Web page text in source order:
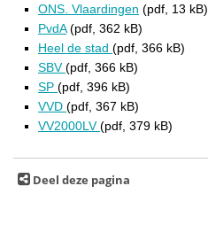
ONS. Vlaardingen (pdf, 13 kB)
PvdA(pdf, 362 kB)
Heel de stad (pdf, 366 kB)
SBV(pdf, 366 kB)
SP (pdf, 396 kB)
VVD (pdf, 367 kB)
VV2000LV(pdf, 379 kB)
Deel deze pagina